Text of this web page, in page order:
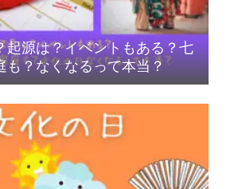
起源は？イベントもある？七
も？なくなるって本当？